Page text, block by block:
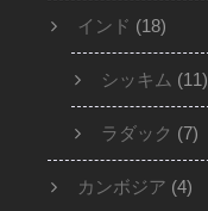
インド (18)
シッキム (11)
ラダック (7)
カンボジア (4)